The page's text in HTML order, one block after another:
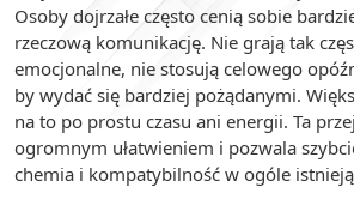
Osoby dojrzałe często cenią sobie
rzeczową komunikację. Nie grają tak
emocjonalne, nie stosują celowego
by wydać się bardziej pożądanymi.
na to po prostu czasu ani energii. Ta
ogromnym ułatwieniem i pozwala
chemia i kompatybilność w ogóle